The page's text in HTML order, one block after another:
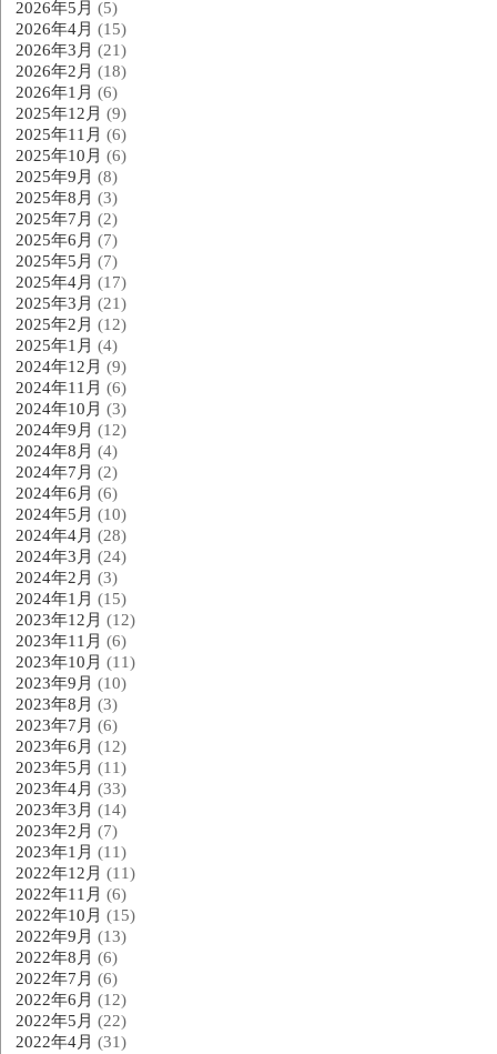
2026年5月 (5)
2026年4月 (15)
2026年3月 (21)
2026年2月 (18)
2026年1月 (6)
2025年12月 (9)
2025年11月 (6)
2025年10月 (6)
2025年9月 (8)
2025年8月 (3)
2025年7月 (2)
2025年6月 (7)
2025年5月 (7)
2025年4月 (17)
2025年3月 (21)
2025年2月 (12)
2025年1月 (4)
2024年12月 (9)
2024年11月 (6)
2024年10月 (3)
2024年9月 (12)
2024年8月 (4)
2024年7月 (2)
2024年6月 (6)
2024年5月 (10)
2024年4月 (28)
2024年3月 (24)
2024年2月 (3)
2024年1月 (15)
2023年12月 (12)
2023年11月 (6)
2023年10月 (11)
2023年9月 (10)
2023年8月 (3)
2023年7月 (6)
2023年6月 (12)
2023年5月 (11)
2023年4月 (33)
2023年3月 (14)
2023年2月 (7)
2023年1月 (11)
2022年12月 (11)
2022年11月 (6)
2022年10月 (15)
2022年9月 (13)
2022年8月 (6)
2022年7月 (6)
2022年6月 (12)
2022年5月 (22)
2022年4月 (31)